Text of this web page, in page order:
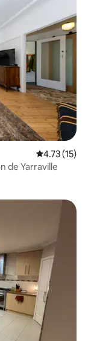
Calificación
4.73 (15)
de Yarraville